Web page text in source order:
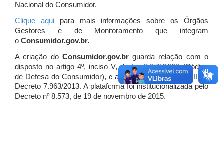
Nacional do Consumidor.
Clique aquipara mais informações sobre os Órgãos
Gestores e de Monitoramento que integram
o Consumidor.gov.br.
A criação do Consumidor.gov.brguarda relação com o
disposto no artigo 4º, inciso V, da Lei 8.078/1990 (Código
de Defesa do Consumidor), e artigo 7º, incisos I, II e III do
Decreto 7.963/2013. A plataforma foi institucionalizada pelo
Decreto nº 8.573, de 19 de novembro de 2015.